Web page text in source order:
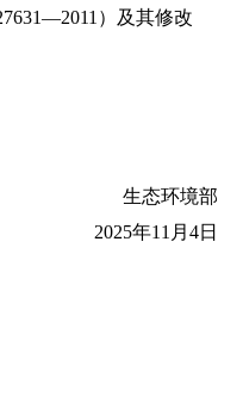
）及其修改
生态环境部
2025年11月4日